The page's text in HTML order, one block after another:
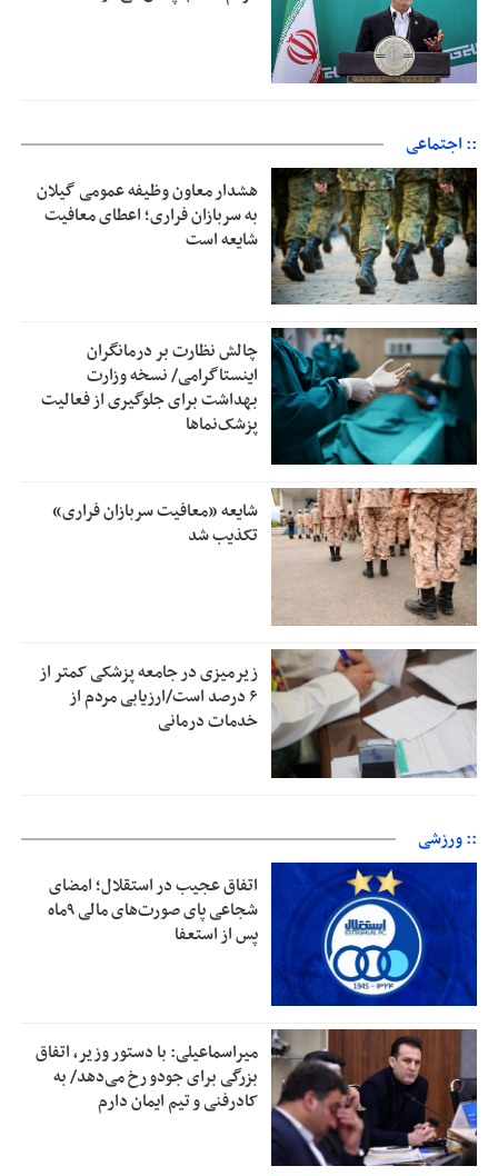
:: اجتماعی
هشدار معاون وظیفه عمومی گیلان
به سربازان فراری؛ اعطای معافیت
شایعه است
چالش نظارت بر درمانگران
اینستاگرامی/ نسخه وزارت
بهداشت برای جلوگیری از فعالیت
پزشک‌نماها
شایعه «معافیت سربازان فراری»
تکذیب شد
زیرمیزی در جامعه پزشکی کمتر از
۶ درصد است/ارزیابی مردم از
خدمات درمانی
:: ورزشی
اتفاق عجیب در استقلال؛ امضای
شجاعی پای صورت‌های مالی ٩ماه
پس از استعفا
میراسماعیلی: با دستور وزیر، اتفاق
بزرگی برای جودو رخ می‌دهد/ به
کادرفنی و تیم ایمان دارم